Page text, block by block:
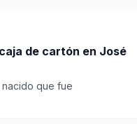
de cartón en José
nacido que fue